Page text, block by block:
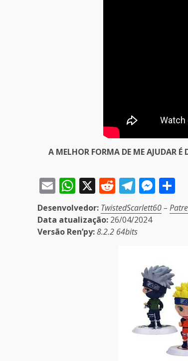
A MELHOR FORMA DE ME AJUDAR
EmailWhatsApp
X Reddit
Desenvolvedor: TwistedScarlett60–
Data atualização: 26/04/2024
Versão Ren’py:8.2.2 64bits